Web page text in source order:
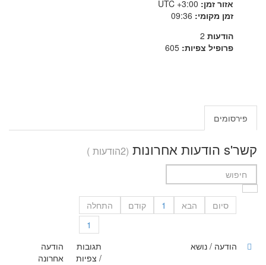
אזור זמן: UTC +3:00
זמן מקומי: 09:36
הודעות 2
פרופיל צפיות: 605
פירסומים
קשר's הודעות אחרונות (2הודעות )
התחלה קודם 1 הבא
סיום
1
הודעה / נושא
תגובות
/ צפיות
הודעה
אחרונה